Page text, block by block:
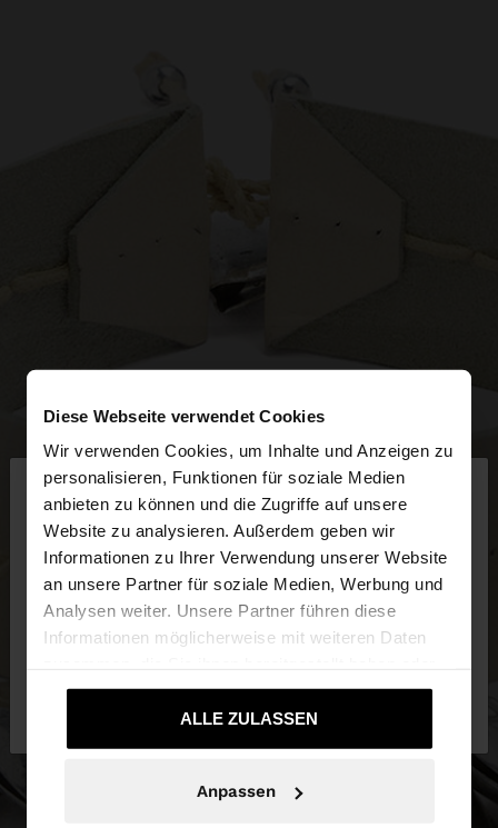
Diese Webseite verwendet Cookies
Wir verwenden Cookies, um Inhalte und Anzeigen zu
personalisieren, Funktionen für soziale Medien
anbieten zu können und die Zugriffe auf unsere
Website zu analysieren. Außerdem geben wir
Informationen zu Ihrer Verwendung unserer Website
an unsere Partner für soziale Medien, Werbung und
Analysen weiter. Unsere Partner führen diese
Informationen möglicherweise mit weiteren Daten
die sie im Rahmen Ihrer Nutzung der Dienste
gesammelt haben.ALLE ZULASSEN
Anpassen
hallo
Sie greifen von Austria auf die Website zu.
Möchten Sie unsere United States Website
Ja, bringen Sie mich zu
United States